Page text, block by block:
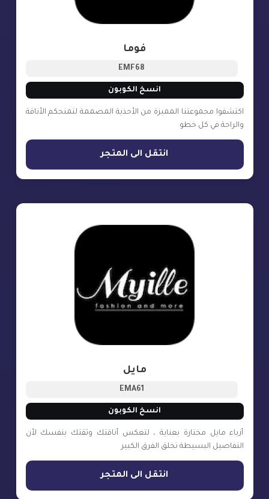
فوما
EMF68
انسخ الكوبون
اكتشفوا مجموعتنا المميزة من الأحذية المصممة لتمنحكم الأناقة
والراحة في كل خطو
انتقل الى المتجر
مايل
EMA61
انسخ الكوبون
أزياء مايل مختارة بعناية ، لتعكس أناقتك وثقتك بنفسك لأن
التفاصيل البسيطة تخلق الفرق الكبير
انتقل الى المتجر